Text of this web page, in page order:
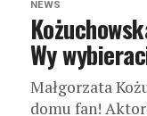
NEWS
Wy
Małgorzata
domu fan!